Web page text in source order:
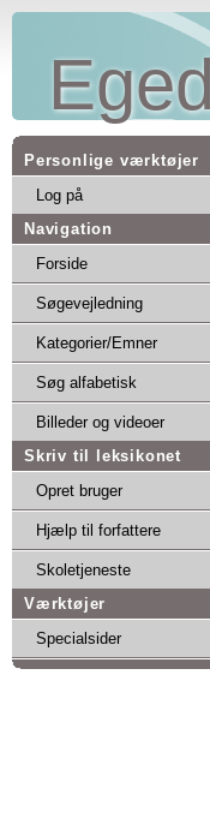
Personlige værktøjer
Log på
Navigation
Forside
Søgevejledning
Kategorier/Emner
Søg alfabetisk
Billeder og videoer
Skriv til leksikonet
Opret bruger
Hjælp til forfattere
Skoletjeneste
Værktøjer
Specialsider